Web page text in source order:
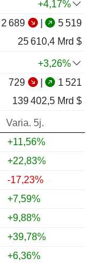
+4,17%
2 689
5 519
25 610,4 Mrd $
+3,26%
729
1 521
139 402,5 Mrd $
Varia. 5j.
+11,56%
+22,83%
-17,23%
+7,59%
+9,88%
+39,78%
+6,36%